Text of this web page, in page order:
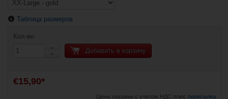
Таблица размеров
Кол-во
Добавить в корзину
€15,90*
Цены указаны с учетом НДС плюс пересылка